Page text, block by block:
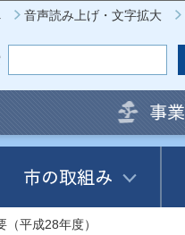
音声読み上げ・文字拡大
（平成28年度）